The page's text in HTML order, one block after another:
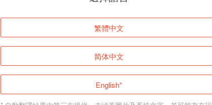
繁體中文
简体中文
English*